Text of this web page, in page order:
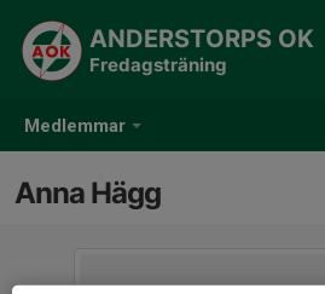
Medlemmar
ANDERSTORPS OK
Fredagsträning
Anna Hägg